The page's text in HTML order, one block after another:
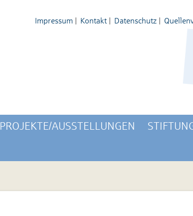
Impressum Kontakt| Datenschutz|
PROJEKTE/AUSSTELLUNGEN